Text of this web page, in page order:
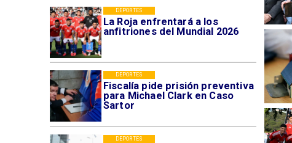
La Roja enfrentará a los
anfitriones del Mundial 2026
DEPORTES
Fiscalía pide prisión preventiva
para Michael Clark en Caso
Sartor
DEPORTES
DEPORTES